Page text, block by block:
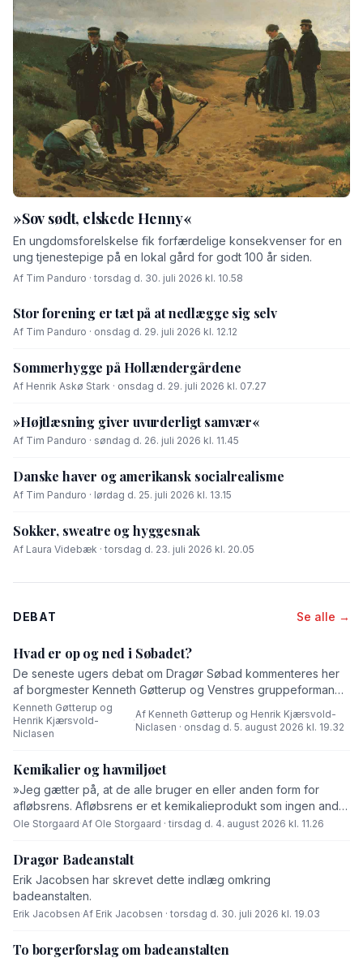
»Sov sødt, elskede Henny«
En ungdomsforelskelse fik forfærdelige konsekvenser for en
ung tjenestepige på en lokal gård for godt 100 år siden.
Af Tim Panduro · torsdag d. 30. juli 2026 kl. 10.58
Stor forening er tæt på at nedlægge sig selv
Af Tim Panduro · onsdag d. 29. juli 2026 kl. 12.12
Sommerhygge på Hollændergårdene
Af Henrik Askø Stark · onsdag d. 29. juli 2026 kl. 07.27
»Højtlæsning giver uvurderligt samvær«
Af Tim Panduro · søndag d. 26. juli 2026 kl. 11.45
Danske haver og amerikansk socialrealisme
Af Tim Panduro · lørdag d. 25. juli 2026 kl. 13.15
Sokker, sweatre og hyggesnak
Af Laura Videbæk · torsdag d. 23. juli 2026 kl. 20.05
DEBAT Se alle →
Hvad er op og ned i Søbadet?
De seneste ugers debat om Dragør Søbad kommenteres her
af borgmester Kenneth Gøtterup og Venstres gruppeformand
Henrik Kjærsvold-Niclasen.
Kenneth Gøtterup og
Henrik Kjærsvold-
Niclasen
·
Af Kenneth Gøtterup og Henrik Kjærsvold-
Niclasen · onsdag d. 5. august 2026 kl. 19.32
Kemikalier og havmiljøet
»Jeg gætter på, at de alle bruger en eller anden form for
afløbsrens. Afløbsrens er et kemikalieprodukt som ingen andre
end fabrikanten ved hvad består af,« skriver Ole Storgaard i
Ole Storgaard·Af Ole Storgaard · tirsdag d. 4. august 2026 kl. 11.26
Dragør Badeanstalt
Erik Jacobsen har skrevet dette indlæg omkring
badeanstalten.
Erik Jacobsen·Af Erik Jacobsen · torsdag d. 30. juli 2026 kl. 19.03
To borgerforslag om badeanstalten